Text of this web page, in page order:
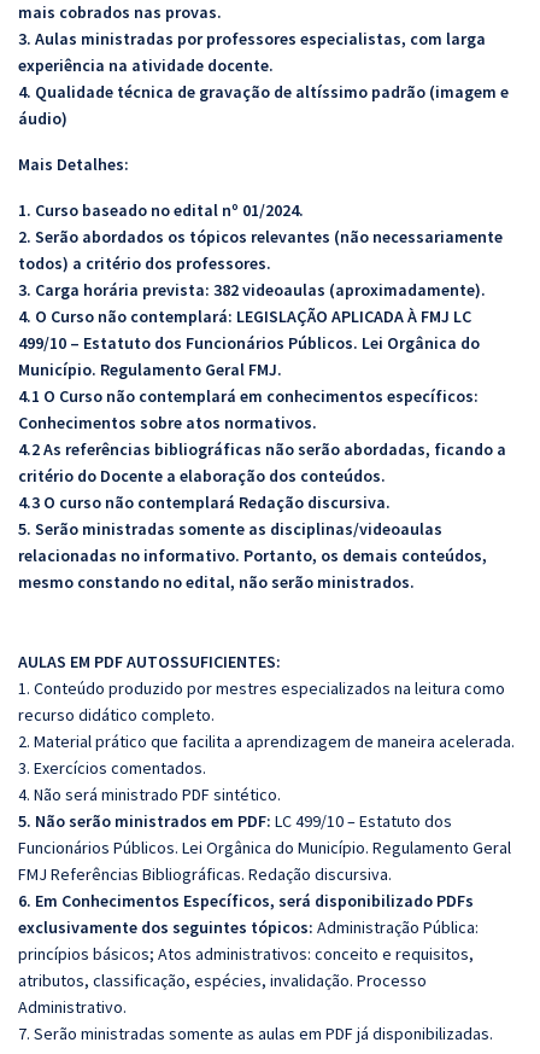
mais cobrados nas provas.
3. Aulas ministradas por professores especialistas, com larga
experiência na atividade docente.
4. Qualidade técnica de gravação de altíssimo padrão (imagem e
áudio)
Mais Detalhes:
1. Curso baseado no edital nº 01/2024.
2. Serão abordados os tópicos relevantes (não necessariamente
todos) a critério dos professores.
3. Carga horária prevista: 382 videoaulas (aproximadamente).
4. O Curso não contemplará: LEGISLAÇÃO APLICADA À FMJ LC
499/10 – Estatuto dos Funcionários Públicos. Lei Orgânica do
Município. Regulamento Geral FMJ.
4.1 O Curso não contemplará em conhecimentos específicos:
Conhecimentos sobre atos normativos.
4.2 As referências bibliográficas não serão abordadas, ficando a
critério do Docente a elaboração dos conteúdos.
4.3 O curso não contemplará Redação discursiva.
5. Serão ministradas somente as disciplinas/videoaulas
relacionadas no informativo. Portanto, os demais conteúdos,
mesmo constando no edital, não serão ministrados.
AULAS EM PDF AUTOSSUFICIENTES:
1. Conteúdo produzido por mestres especializados na leitura como
recurso didático completo.
2. Material prático que facilita a aprendizagem de maneira acelerada.
3. Exercícios comentados.
4. Não será ministrado PDF sintético.
5. Não serão ministrados em PDF: LC 499/10 – Estatuto dos
Funcionários Públicos. Lei Orgânica do Município. Regulamento Geral
FMJ Referências Bibliográficas. Redação discursiva.
6. Em Conhecimentos Específicos, será disponibilizado PDFs
exclusivamente dos seguintes tópicos: Administração Pública:
princípios básicos; Atos administrativos: conceito e requisitos,
atributos, classificação, espécies, invalidação. Processo
Administrativo.
7. Serão ministradas somente as aulas em PDF já disponibilizadas.